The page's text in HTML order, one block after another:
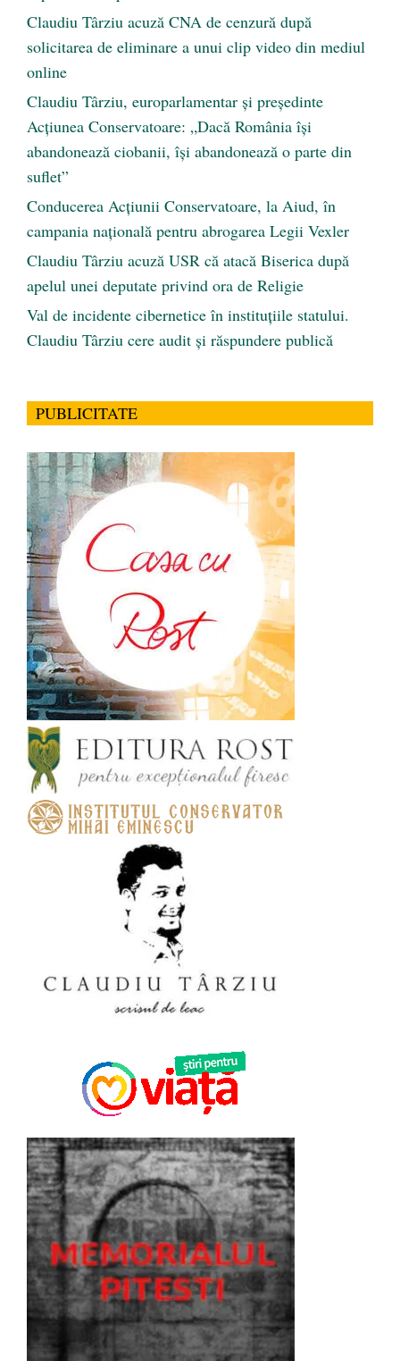
Claudiu Târziu acuză CNA de cenzură după
solicitarea de eliminare a unui clip video din mediul
online
Claudiu Târziu, europarlamentar și președinte
Acțiunea Conservatoare: „Dacă România își
abandonează ciobanii, își abandonează o parte din
suflet”
Conducerea Acțiunii Conservatoare, la Aiud, în
campania națională pentru abrogarea Legii Vexler
Claudiu Târziu acuză USR că atacă Biserica după
apelul unei deputate privind ora de Religie
Val de incidente cibernetice în instituțiile statului.
Claudiu Târziu cere audit și răspundere publică
PUBLICITATE